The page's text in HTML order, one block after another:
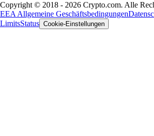
Copyright © 2018 - 2026 Crypto.com. Alle
EEA Allgemeine Geschäftsbedingungen
LimitsStatus Cookie-Einstellungen